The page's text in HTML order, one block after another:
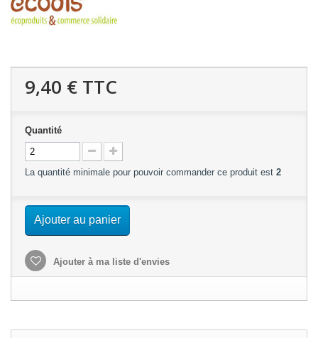
9,40 € TTC
Quantité
La quantité minimale pour pouvoir commander ce produit est 2
Ajouter au panier
Ajouter à ma liste d'envies